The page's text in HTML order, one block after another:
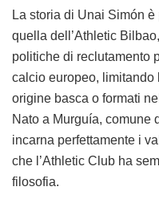
La storia di Unai Simón
quella dell’Athletic
politiche di reclutamento
calcio europeo, limitando
origine basca o formati
Nato a Murguía, comune
incarna perfettamente i
che l’Athletic Club ha
filosofia.